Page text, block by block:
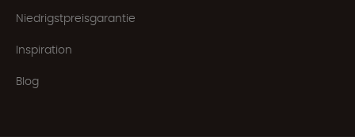
Niedrigstpreisgarantie
Inspiration
Blog